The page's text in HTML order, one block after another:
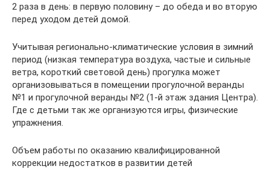
2 раза в день: в первую половину – до обеда и во вторую
перед уходом детей домой.
Учитывая регионально-климатические условия в зимний
период (низкая температура воздуха, частые и сильные
ветра, короткий световой день) прогулка может
организовываться в помещении прогулочной веранды
№1 и прогулочной веранды №2 (1-й этаж здания Центра).
Где с детьми так же организуются игры, физические
упражнения.
Объем работы по оказанию квалифицированной
коррекции недостатков в развитии детей